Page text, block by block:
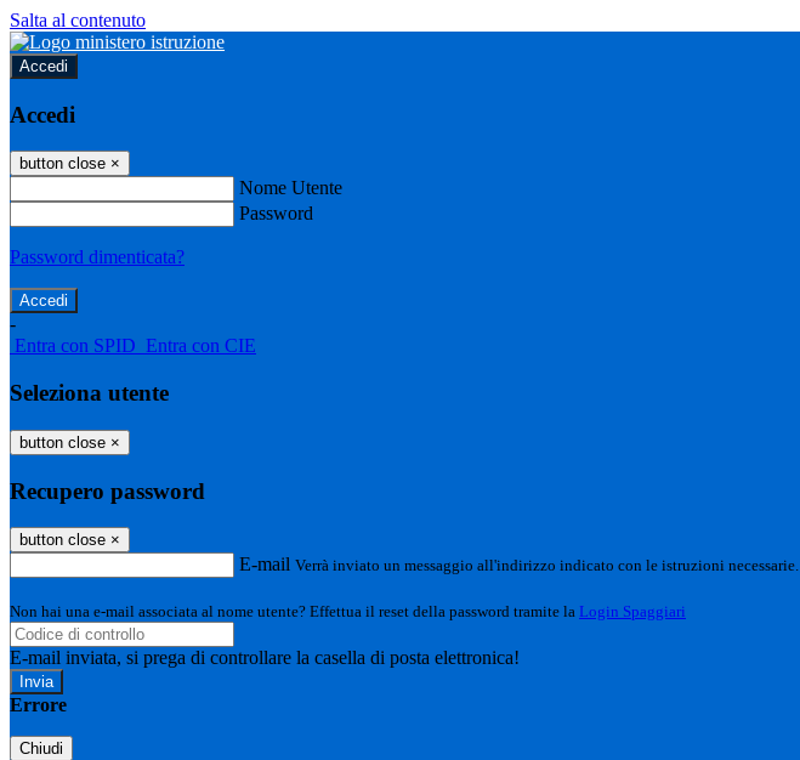
Salta al contenuto
Accedi
Accedi
button close ×
Nome Utente
Password
Password dimenticata?
-
Entra con SPID Entra con CIE
Seleziona utente
button close ×
Recupero password
button close ×
E-mail Verrà inviato un messaggio all'indirizzo indicato con le istruzioni necessarie.
Non hai una e-mail associata al nome utente? Effettua il reset della password tramite la Login Spaggiari
E-mail inviata, si prega di controllare la casella di posta elettronica!
Errore
Chiudi